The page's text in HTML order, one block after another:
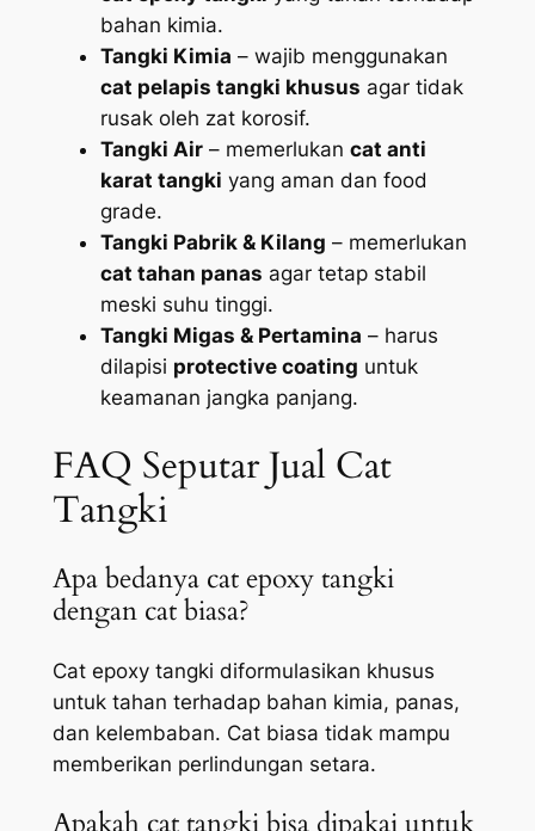
bahan kimia.
Tangki Kimia – wajib menggunakan
cat pelapis tangki khusus agar tidak
rusak oleh zat korosif.
Tangki Air– memerlukan cat anti
karat tangki yang aman dan food
grade.
Tangki Pabrik & Kilang – memerlukan
cat tahan panas agar tetap stabil
meski suhu tinggi.
Tangki Migas & Pertamina – harus
dilapisi protective coating untuk
keamanan jangka panjang.
FAQ Seputar Jual Cat
Tangki
Apa bedanya cat epoxy tangki
dengan cat biasa?
Cat epoxy tangki diformulasikan khusus
untuk tahan terhadap bahan kimia, panas,
dan kelembaban. Cat biasa tidak mampu
memberikan perlindungan setara.
Apakah cat tangki bisa dipakai untuk